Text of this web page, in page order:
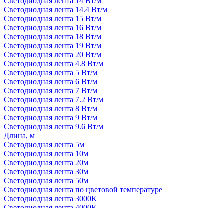
Светодиодная лента 14.4 Вт/м
Светодиодная лента 15 Вт/м
Светодиодная лента 16 Вт/м
Светодиодная лента 18 Вт/м
Светодиодная лента 19 Вт/м
Светодиодная лента 20 Вт/м
Светодиодная лента 4.8 Вт/м
Светодиодная лента 5 Вт/м
Светодиодная лента 6 Вт/м
Светодиодная лента 7 Вт/м
Светодиодная лента 7.2 Вт/м
Светодиодная лента 8 Вт/м
Светодиодная лента 9 Вт/м
Светодиодная лента 9.6 Вт/м
Длина, м
Светодиодная лента 5м
Светодиодная лента 10м
Светодиодная лента 20м
Светодиодная лента 30м
Светодиодная лента 50м
Светодиодная лента по цветовой температуре
Светодиодная лента 3000К